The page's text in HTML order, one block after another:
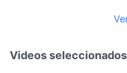
Videos seleccionados